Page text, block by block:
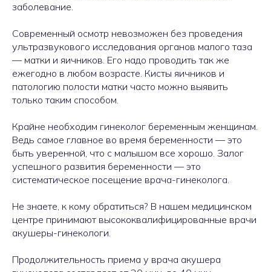
заболевание.
Современный осмотр невозможен без проведения
ультразвукового исследования органов малого таза
— матки и яичников. Его надо проводить так же
ежегодно в любом возрасте. Кисты яичников и
патологию полости матки часто можно выявить
только таким способом.
Крайне необходим гинеколог беременным женщинам.
Ведь самое главное во время беременности — это
быть уверенной, что с малышом все хорошо. Залог
успешного развития беременности — это
систематическое посещение врача-гинеколога.
Не знаете, к кому обратиться? В нашем медицинском
центре принимают высококвалифицированные врачи
акушеры-гинекологи.
Продолжительность приема у врача акушера